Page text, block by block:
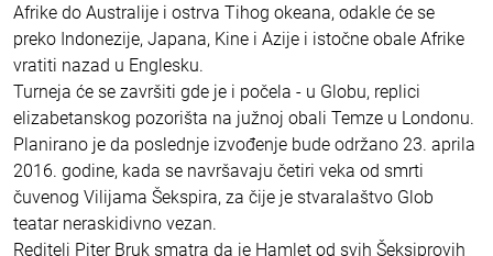
Afrike do Australije i ostrva Tihog okeana, odakle će se
preko Indonezije, Japana, Kine i Azije i istočne obale Afrike
vratiti nazad u Englesku.
Turneja će se završiti gde je i počela - u Globu, replici
elizabetanskog pozorišta na južnoj obali Temze u Londonu.
Planirano je da poslednje izvođenje bude održano 23. aprila
2016. godine, kada se navršavaju četiri veka od smrti
čuvenog Vilijama Šekspira, za čije je stvaralaštvo Glob
teatar neraskidivno vezan.
Reditelj Piter Bruk smatra da je Hamlet od svih Šeksiprovih